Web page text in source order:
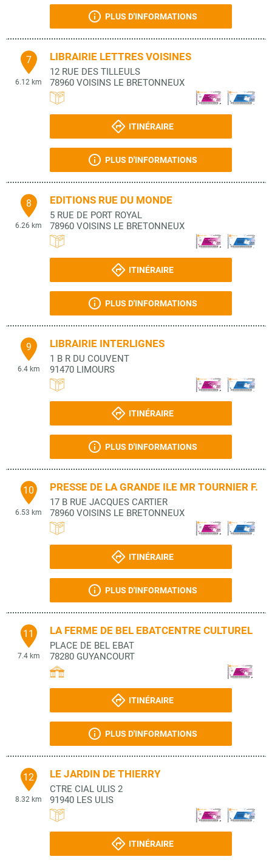
PLUS D'INFORMATIONS
7
6.12 km
LIBRAIRIE LETTRES VOISINES
12 RUE DES TILLEULS
78960 VOISINS LE BRETONNEUX
ITINÉRAIRE
PLUS D'INFORMATIONS
8
6.26 km
EDITIONS RUE DU MONDE
5 RUE DE PORT ROYAL
78960 VOISINS LE BRETONNEUX
ITINÉRAIRE
PLUS D'INFORMATIONS
9
6.4 km
LIBRAIRIE INTERLIGNES
1 B R DU COUVENT
91470 LIMOURS
ITINÉRAIRE
PLUS D'INFORMATIONS
10
6.53 km
PRESSE DE LA GRANDE ILE MR TOURNIER F.
17 B RUE JACQUES CARTIER
78960 VOISINS LE BRETONNEUX
ITINÉRAIRE
PLUS D'INFORMATIONS
11
7.4 km
LA FERME DE BEL EBATCENTRE CULTUREL
PLACE DE BEL EBAT
78280 GUYANCOURT
ITINÉRAIRE
PLUS D'INFORMATIONS
12
8.32 km
LE JARDIN DE THIERRY
CTRE CIAL ULIS 2
91940 LES ULIS
ITINÉRAIRE